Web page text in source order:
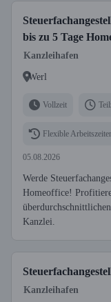
bis zu 5 Tage
Kanzleihafen
Werl
Vollzeit
Flexible
05.08.2026
Werde
Homeoffice!
Kanzlei.
Kanzleihafen